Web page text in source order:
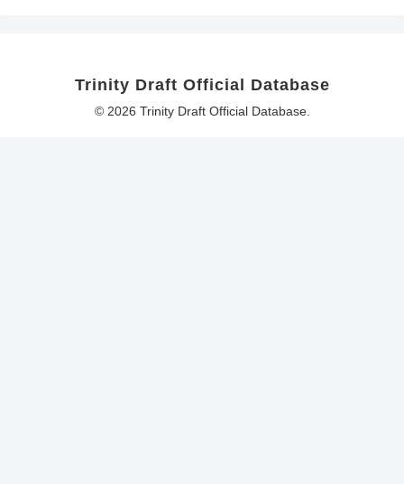
Trinity Draft Official Database
© 2026 Trinity Draft Official Database.